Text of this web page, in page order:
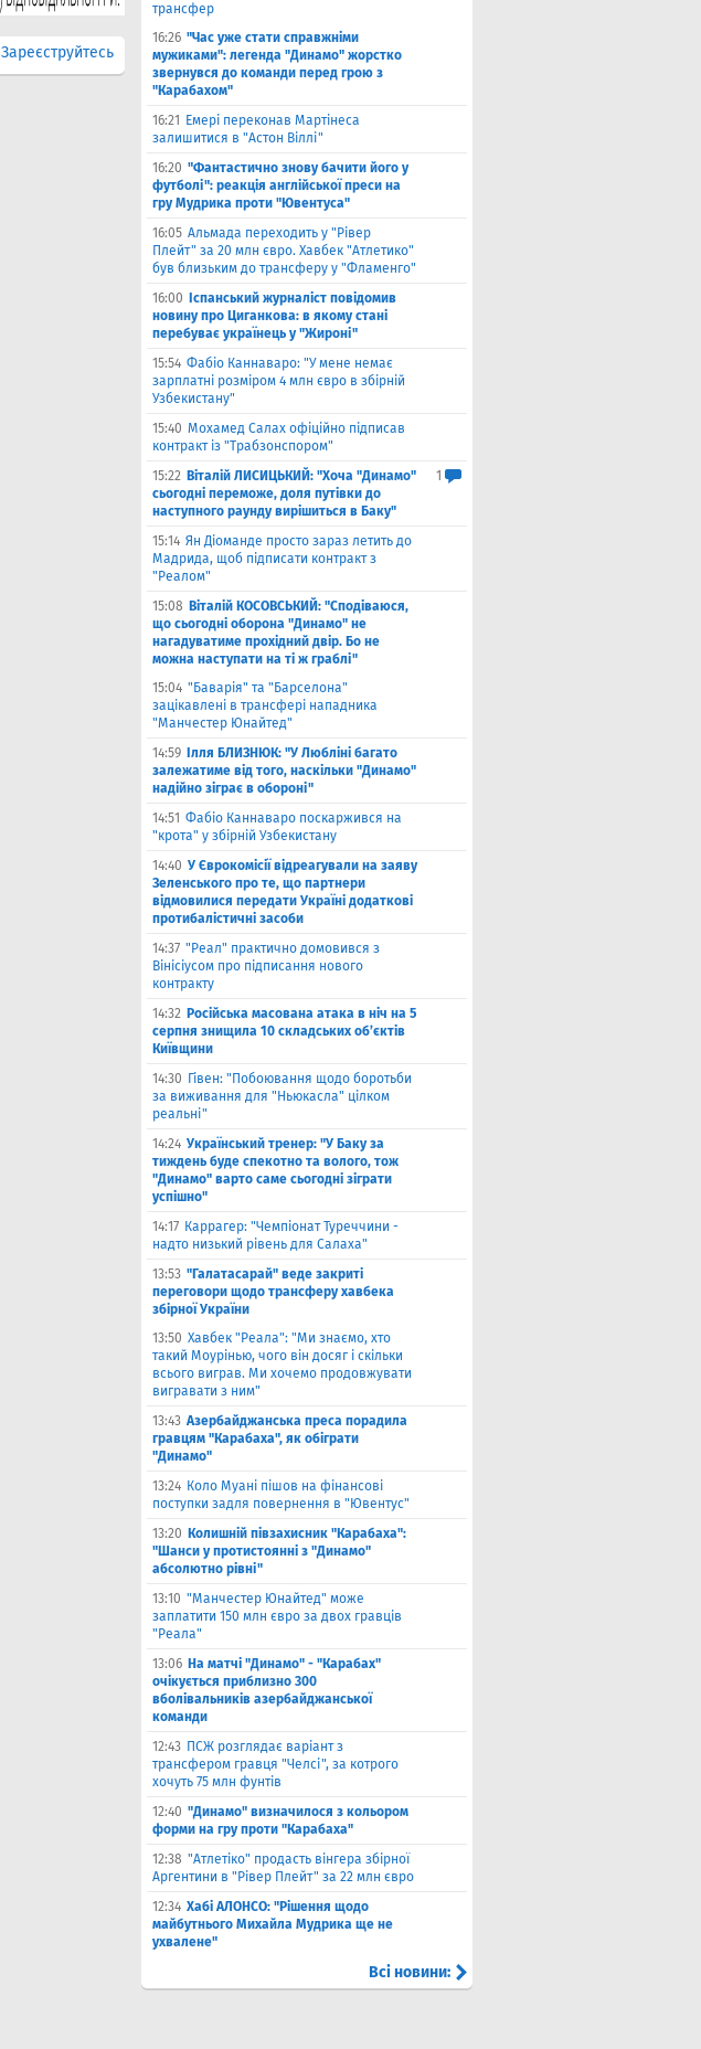
Зареєструйтесь
трансфер
16:26 "Час уже стати справжніми
мужиками": легенда "Динамо" жорстко
звернувся до команди перед грою з
"Карабахом"
16:21
Емері переконав Мартінеса
залишитися в "Астон Віллі"
16:20 "Фантастично знову бачити його у
футболі": реакція англійської преси на
гру Мудрика проти "Ювентуса"
16:05 Альмада переходить у "Рівер
Плейт" за 20 млн євро. Хавбек "Атлетико"
був близьким до трансферу у "Фламенго"
16:00
Іспанський журналіст повідомив
новину про Циганкова: в якому стані
перебуває українець у "Жироні"
15:54 Фабіо Каннаваро: "У мене немає
зарплатні розміром 4 млн євро в збірній
Узбекистану"
15:40 Мохамед Салах офіційно підписав
контракт із "Трабзонспором"
15:22 Віталій ЛИСИЦЬКИЙ: "Хоча "Динамо"
сьогодні переможе, доля путівки до
наступного раунду вирішиться в Баку"
1
15:14 Ян Діоманде просто зараз летить до
Мадрида, щоб підписати контракт з
"Реалом"
15:08 Віталій КОСОВСЬКИЙ: "Сподіваюся,
що сьогодні оборона "Динамо" не
нагадуватиме прохідний двір. Бо не
можна наступати на ті ж граблі"
15:04 "Баварія" та "Барселона"
зацікавлені в трансфері нападника
"Манчестер Юнайтед"
14:59
Ілля БЛИЗНЮК: "У Любліні багато
залежатиме від того, наскільки "Динамо"
надійно зіграє в обороні"
14:51 Фабіо Каннаваро поскаржився на
"крота" у збірній Узбекистану
14:40 У Єврокомісії відреагували на заяву
Зеленського про те, що партнери
відмовилися передати Україні додаткові
протибалістичні засоби
14:37 "Реал" практично домовився з
Вінісіусом про підписання нового
контракту
14:32 Російська масована атака в ніч на 5
серпня знищила 10 складських об’єктів
Київщини
14:30 Гівен: "Побоювання щодо боротьби
за виживання для "Ньюкасла" цілком
реальні"
14:24 Український тренер: "У Баку за
тиждень буде спекотно та волого, тож
"Динамо" варто саме сьогодні зіграти
успішно"
14:17 Каррагер: "Чемпіонат Туреччини -
надто низький рівень для Салаха"
13:53 "Галатасарай" веде закриті
переговори щодо трансферу хавбека
збірної України
13:50 Хавбек "Реала": "Ми знаємо, хто
такий Моурінью, чого він досяг і скільки
всього виграв. Ми хочемо продовжувати
вигравати з ним"
13:43 Азербайджанська преса порадила
гравцям "Карабаха", як обіграти
"Динамо"
13:24 Коло Муані пішов на фінансові
поступки задля повернення в "Ювентус"
13:20 Колишній півзахисник "Карабаха":
"Шанси у протистоянні з "Динамо"
абсолютно рівні"
13:10 "Манчестер Юнайтед" може
заплатити 150 млн євро за двох гравців
"Реала"
13:06 На матчі "Динамо" - "Карабах"
очікується приблизно 300
вболівальників азербайджанської
команди
12:43 ПСЖ розглядає варіант з
трансфером гравця "Челсі", за котрого
хочуть 75 млн фунтів
12:40 "Динамо" визначилося з кольором
форми на гру проти "Карабаха"
12:38 "Атлетіко" продасть вінгера збірної
Аргентини в "Рівер Плейт" за 22 млн євро
12:34 Хабі АЛОНСО: "Рішення щодо
майбутнього Михайла Мудрика ще не
ухвалене"
Всі новини: